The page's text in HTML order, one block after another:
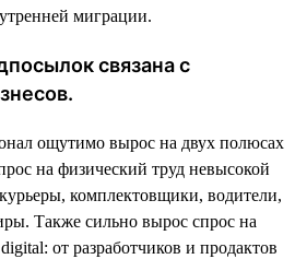
миграции.
связана с
ощутимо вырос на двух полюсах
на физический труд невысокой
комплектовщики, водители,
Также сильно вырос спрос на
от разработчиков и продактов